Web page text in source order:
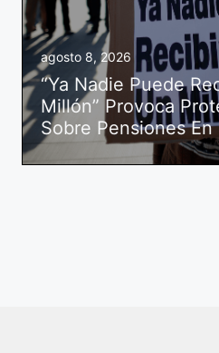
agosto 8, 2026
“Ya Nadie Puede
Millón” Provoca
Sobre Pensiones